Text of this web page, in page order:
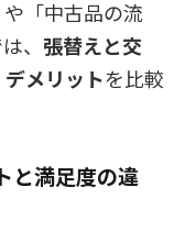
「中古品の流
、 張替えと交
メリットを比較
と満足度の違